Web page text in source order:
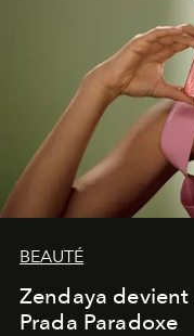
BEAUTÉ
Zendaya
Prada Paradoxe